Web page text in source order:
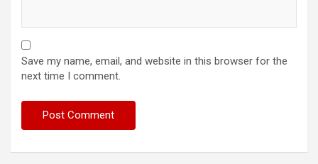
Save my name, email, and website in this browser for the
next time I comment.